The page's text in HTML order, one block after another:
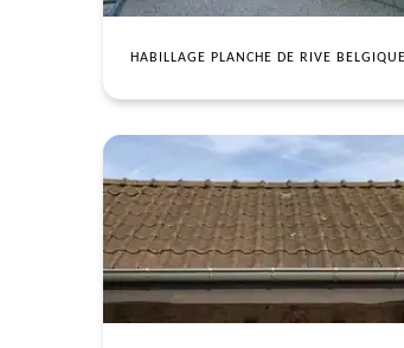
HABILLAGE PLANCHE DE RIVE BELGIQUE